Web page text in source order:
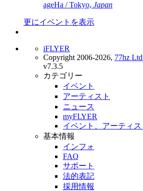
ageHa / Tokyo, Japan
更にイベントを表示
iFLYER
Copyright 2006-2026, 77hz
v7.3.5
カテゴリー
イベント
アーティスト
ニュース
myFLYER
イベント、アーティ
基本情報
インフォ
FAQ
サポート
法的表記
採用情報